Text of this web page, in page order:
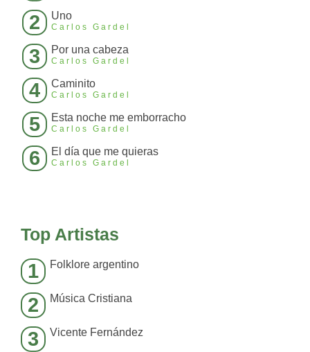
2 Uno
Carlos Gardel
3 Por una cabeza
Carlos Gardel
4 Caminito
Carlos Gardel
5 Esta noche me emborracho
Carlos Gardel
6 El día que me quieras
Carlos Gardel
Top Artistas
1 Folklore argentino
2 Música Cristiana
3 Vicente Fernández